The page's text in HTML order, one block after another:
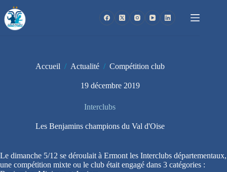
au
contenu
Accueil / Actualité / Compétition club
19 décembre 2019
Interclubs
Les Benjamins champions du Val d'Oise
Le dimanche 5/12 se déroulait à Ermont les Interclubs départementaux,
une compétition mixte ou le club était engagé dans 3 catégories :